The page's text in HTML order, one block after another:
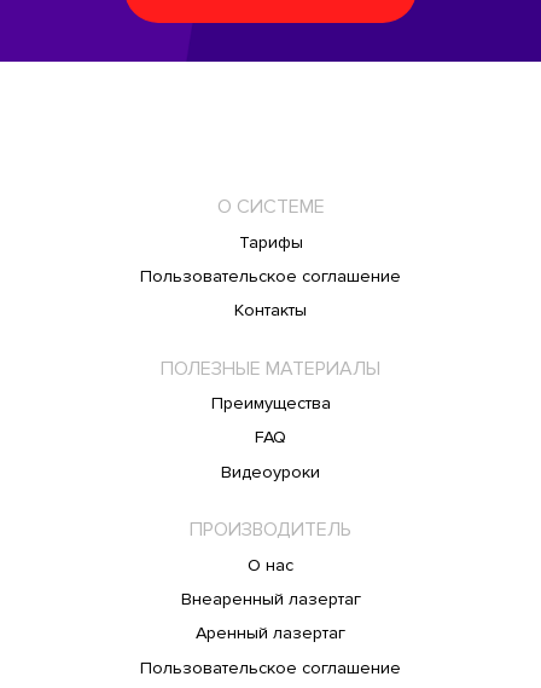
О СИСТЕМЕ
Тарифы
Пользовательское соглашение
Контакты
ПОЛЕЗНЫЕ МАТЕРИАЛЫ
Преимущества
FAQ
Видеоуроки
ПРОИЗВОДИТЕЛЬ
О нас
Внеаренный лазертаг
Аренный лазертаг
Пользовательское соглашение